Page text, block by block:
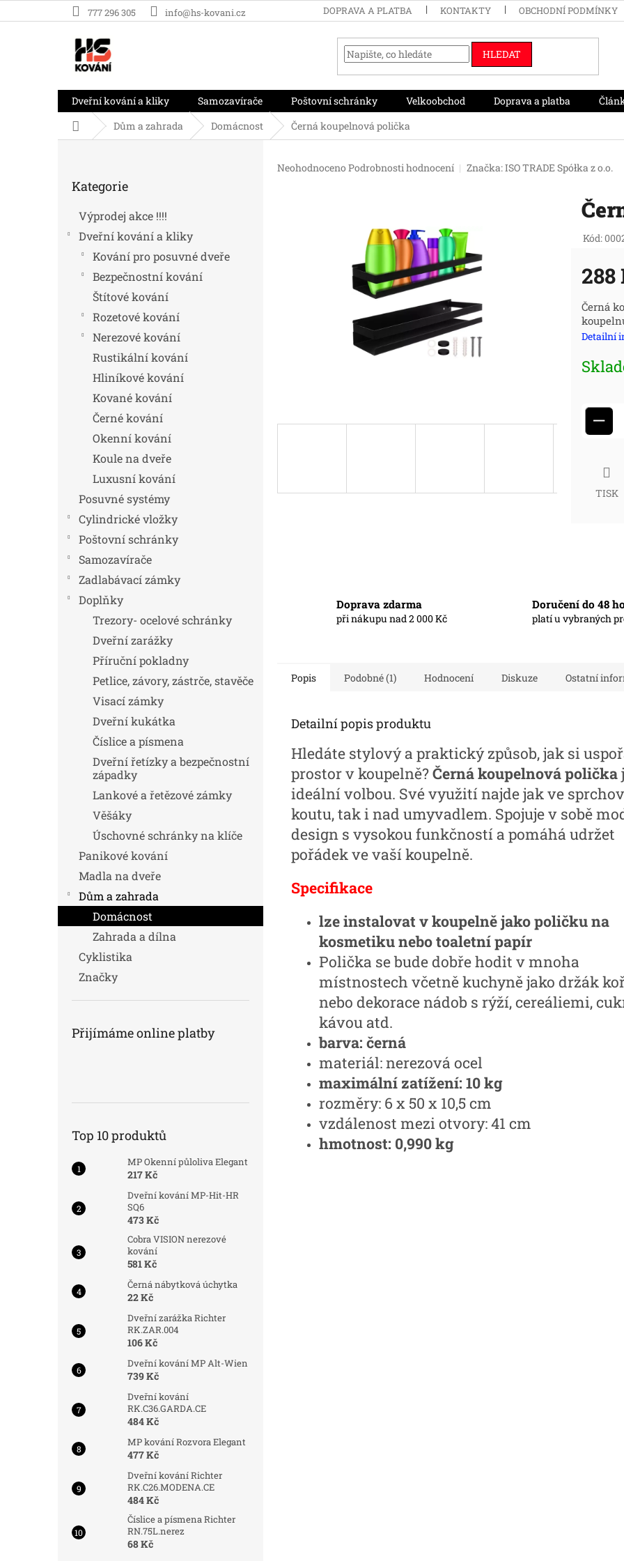
na
777 296 305 info@hs-kovani.cz DOPRAVA A PLATBA KONTAKTY OBCHODNÍ PODMÍNKY
HLEDAT
Dveřní kování a kliky Samozavírače Poštovní schránky Velkoobchod Doprava a platba
Domů Dům a zahrada Domácnost Černá koupelnová polička
kategorie
Kategorie
Výprodej akce !!!!
Dveřní kování a kliky
Kování pro posuvné dveře
Bezpečnostní kování
Štítové kování
Rozetové kování
Nerezové kování
Rustikální kování
Hliníkové kování
Kované kování
Černé kování
Okenní kování
Koule na dveře
Luxusní kování
Posuvné systémy
Cylindrické vložky
Poštovní schránky
Samozavírače
Zadlabávací zámky
Doplňky
Trezory- ocelové schránky
Dveřní zarážky
Příruční pokladny
Petlice, závory, zástrče, stavěče
Visací zámky
Dveřní kukátka
Číslice a písmena
Dveřní řetízky a bezpečnostní
západky
Lankové a řetězové zámky
Věšáky
Úschovné schránky na klíče
Panikové kování
Madla na dveře
Dům a zahrada
Domácnost
Zahrada a dílna
Cyklistika
Značky
Přijímáme online platby
Top 10 produktů
MP Okenní půloliva Elegant
217 Kč
Dveřní kování MP-Hit-HR
SQ6
473 Kč
Cobra VISION nerezové
kování
581 Kč
Černá nábytková úchytka
22 Kč
Dveřní zarážka Richter
RK.ZAR.004
106 Kč
Dveřní kování MP Alt-Wien
739 Kč
Dveřní kování
RK.C36.GARDA.CE
484 Kč
MP kování Rozvora Elegant
477 Kč
Dveřní kování Richter
RK.C26.MODENA.CE
484 Kč
Číslice a písmena Richter
RN.75L.nerez
68 Kč
Průměrné
Neohodnoceno Podrobnosti hodnocení Značka:ISO TRADE Spółka z o.o.
Kód:
288
Černá
Detailní
−
TISK
Doprava zdarma
při nákupu nad 2 000 Kč
Doručení do 48
platí u vybraných
Popis Podobné (1) Hodnocení Diskuze Ostatní
Detailní popis produktu
Hledáte stylový a praktický způsob, jak si
prostor v koupelně?Černá koupelnová polička
ideální volbou. Své využití najde jak ve
koutu, tak i nad umyvadlem. Spojuje v sobě
design s vysokou funkčností a pomáhá udržet
pořádek ve vaší koupelně.
Specifikace
lze instalovat v koupelně jako poličku na
kosmetiku nebo toaletní papír
Polička se bude dobře hodit v mnoha
místnostech včetně kuchyně jako držák
nebo dekorace nádob s rýží, cereáliemi,
kávou atd.
barva: černá
materiál: nerezová ocel
maximální zatížení: 10 kg
rozměry: 6 x 50 x 10,5 cm
vzdálenost mezi otvory: 41 cm
hmotnost: 0,990 kg